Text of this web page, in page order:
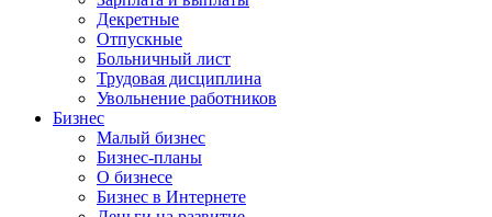
Декретные
Отпускные
Больничный лист
Трудовая дисциплина
Увольнение работников
Бизнес
Малый бизнес
Бизнес-планы
О бизнесе
Бизнес в Интернете